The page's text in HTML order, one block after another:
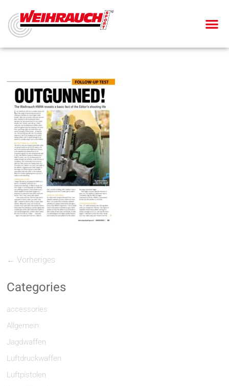
← Vorheriges
Categories
accessories
Allgemein
Jagdwaffen
Luftdruckwaffen
Luftpistolen